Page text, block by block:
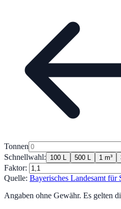
Tonnen
Schnellwahl:
100 L 500 L 1 m³
Faktor:
Quelle: Bayerisches Landesamt
Angaben ohne Gewähr. Es gelten